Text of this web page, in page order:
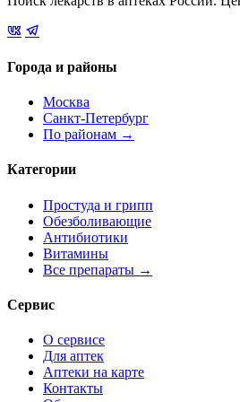
Города и районы
Москва
Санкт-Петербург
По районам →
Категории
Простуда и грипп
Обезболивающие
Антибиотики
Витамины
Все препараты →
Сервис
О сервисе
Для аптек
Аптеки на карте
Контакты